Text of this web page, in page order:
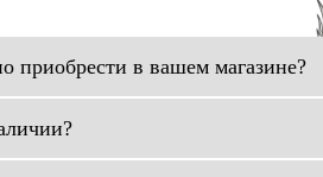
приобрести в вашем магазине?